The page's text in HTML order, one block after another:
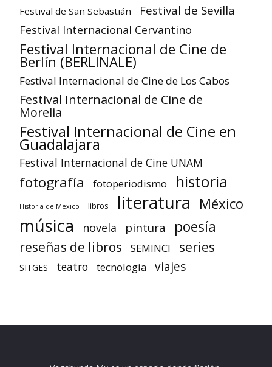
Festival de San Sebastián Festival de Sevilla
Festival Internacional Cervantino
Festival Internacional de Cine de
Berlín (BERLINALE)
Festival Internacional de Cine de Los Cabos
Festival Internacional de Cine de
Morelia
Festival Internacional de Cine en
Guadalajara
Festival Internacional de Cine UNAM
fotografía fotoperiodismo historia
Historia de México libros literatura México
música novela pintura poesía
reseñas de libros SEMINCI series
SITGES teatro tecnología viajes